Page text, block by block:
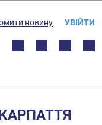
новину УВІЙТИ